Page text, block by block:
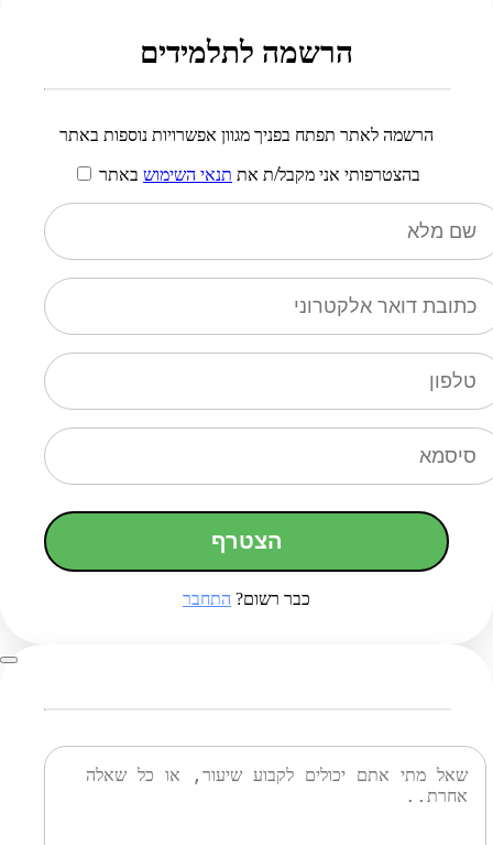
הרשמה לתלמידים
הרשמה לאתר תפתח בפניך מגוון אפשרויות נוספות באתר
בהצטרפותי אני מקבל/ת את תנאי השימוש באתר
הצטרף
כבר רשום? התחבר